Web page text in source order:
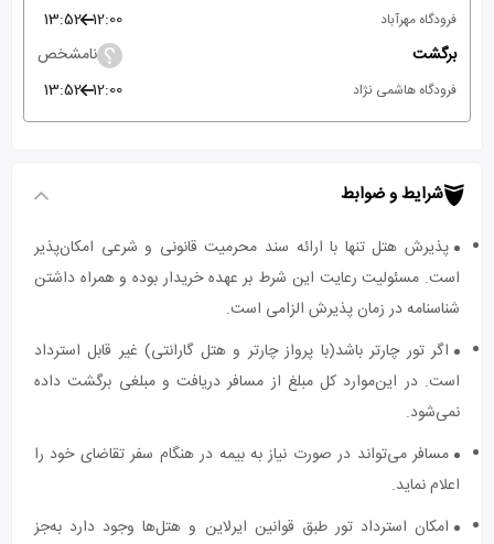
فرودگاه مهرآباد 12:00
13:52
برگشت
نامشخص
فرودگاه هاشمی نژاد 12:00
13:52
شرایط و ضوابط
پذیرش هتل تنها با ارائه سند محرمیت قانونی و شرعی امکان‌پذیر
است. مسئولیت رعایت این شرط بر عهده خریدار بوده و همراه داشتن
شناسنامه در زمان پذیرش الزامی است.
اگر تور چارتر باشد(با پرواز چارتر و هتل گارانتی) غیر قابل استرداد
است. در این‌موارد کل مبلغ از مسافر دریافت و مبلغی برگشت داده
نمی‌شود.
مسافر می‌تواند در صورت نیاز به بیمه در هنگام سفر تقاضای خود را
اعلام نماید.
امکان استرداد تور طبق قوانین ایرلاین و هتل‌ها وجود دارد به‌جز